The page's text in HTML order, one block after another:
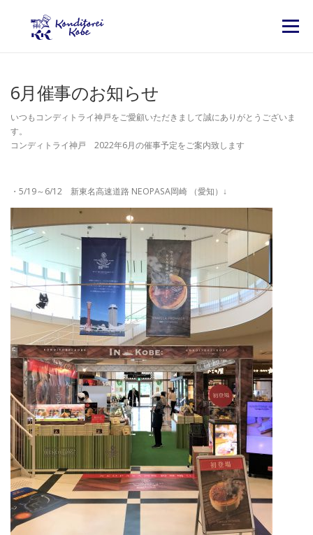
メニュー
6月催事のお知らせ
いつもコンディトライ神戸をご愛顧いただきまして誠にありがとうございま
す。
コンディトライ神戸 2022年6月の催事予定をご案内致します
・5/19～6/12 新東名高速道路 NEOPASA岡崎 （愛知）↓